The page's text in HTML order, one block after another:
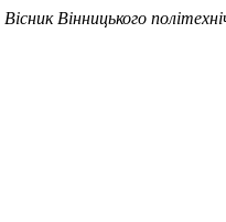
Вісник Вінницького